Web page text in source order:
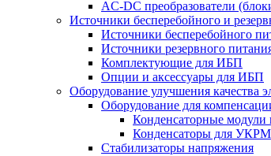
AC-DC преобразователи
Источники бесперебойного и
Источники бесперебойного
Источники резервного
Комплектующие для ИБП
Опции и аксессуары для ИБП
Оборудование улучшения качества
Оборудование для
Конденсаторные модули
Конденсаторы для УКРМ
Стабилизаторы напряжения